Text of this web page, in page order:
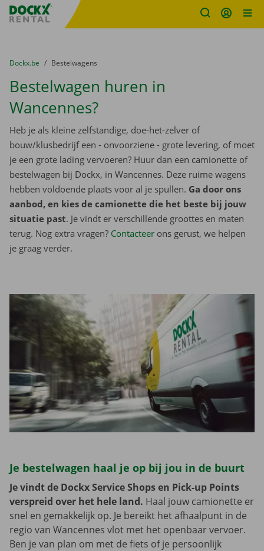
Fratello DEMO
U bevindt zich hier:
van
Dockx.be naar
Bestelwagens
Bestelwagen huren in
Wancennes?
Heb je als kleine zelfstandige, doe-het-zelver of
bouw/klusbedrijf een - onvoorziene - grote levering, of moet
je een grote lading vervoeren? Huur dan een camionette of
bestelwagen bij Dockx, in Wancennes. Deze ruime wagens
hebben voldoende plaats voor al je spullen. Ga door ons
aanbod, en kies de camionette die het beste bij jouw
situatie past. Je vindt er verschillende groottes en maten
terug. Nog extra vragen? Contacteer ons gerust, we helpen
je graag verder.
Je bestelwagen haal je op bij jou in de buurt
Je vindt de Dockx Service Shops en Pick-up Points
verspreid over het hele land. Haal jouw camionette er
snel en gemakkelijk op. Je bereikt het afhaalpunt in de
regio van Wancennes vlot met het openbaar vervoer.
Ben je van plan om met de fiets of je persoonlijk